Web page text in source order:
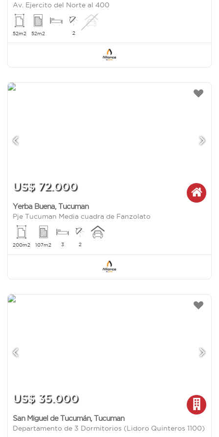
Av. Ejercito del Norte al 400
52m2 52m2 2
US$ 72.000
Yerba Buena, Tucuman
Pje Tucuman Media cuadra de Fanzolato
200m2 107m2 3 2
US$ 35.000
San Miguel de Tucumán, Tucuman
Departamento de 3 Dormitorios (Lidoro Quinteros 1100)